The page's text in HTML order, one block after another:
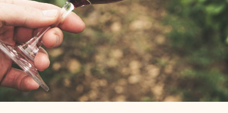
Organiser un événement
Offrir un bon cadeau
Nous contacter
NOUS CONTACTER